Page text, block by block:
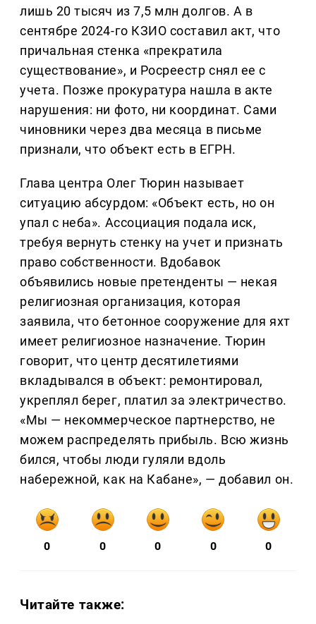
лишь 20 тысяч из 7,5 млн долгов. А в
сентябре 2024-го КЗИО составил акт, что
причальная стенка «прекратила
существование», и Росреестр снял ее с
учета. Позже прокуратура нашла в акте
нарушения: ни фото, ни координат. Сами
чиновники через два месяца в письме
признали, что объект есть в ЕГРН.
Глава центра Олег Тюрин называет
ситуацию абсурдом: «Объект есть, но он
упал с неба». Ассоциация подала иск,
требуя вернуть стенку на учет и признать
право собственности. Вдобавок
объявились новые претенденты — некая
религиозная организация, которая
заявила, что бетонное сооружение для яхт
имеет религиозное назначение. Тюрин
говорит, что центр десятилетиями
вкладывался в объект: ремонтировал,
укреплял берег, платил за электричество.
«Мы — некоммерческое партнерство, не
можем распределять прибыль. Всю жизнь
бился, чтобы люди гуляли вдоль
набережной, как на Кабане», — добавил он.
0 0 0 0 0
Читайте также: